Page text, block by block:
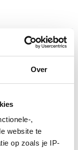
Over
,
website te
op zoals je IP-